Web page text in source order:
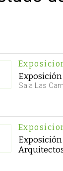
Sala Las
Exposición